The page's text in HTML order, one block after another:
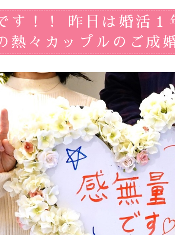
す！！ 昨日は婚活１
熱々カップルのご成